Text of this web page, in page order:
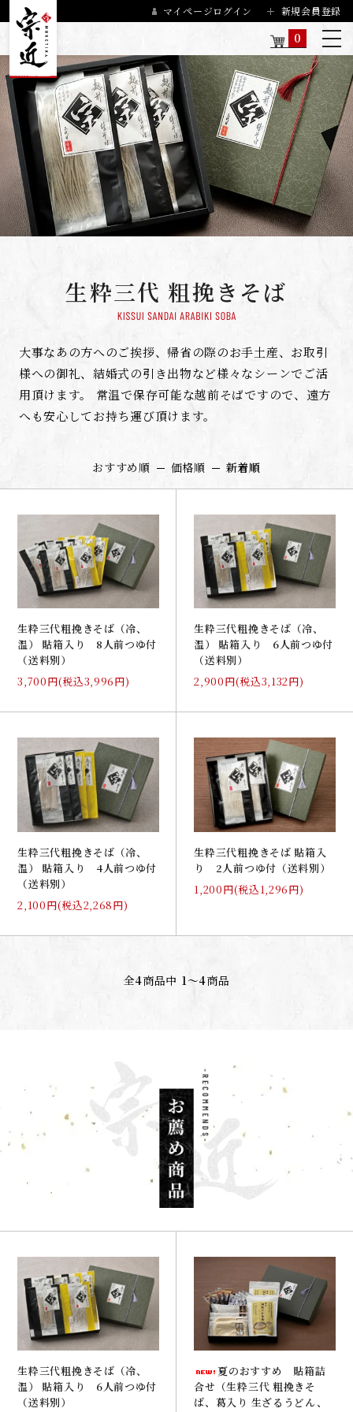
マイページログイン 新規会員登録
0
生粋三代 粗挽きそば
大事なあの方へのご挨拶、帰省の際のお手土産、お取引
様への御礼、結婚式の引き出物など様々なシーンでご活
用頂けます。
常温で保存可能な越前そばですので、遠方
へも安心してお持ち運び頂けます。
おすすめ順 価格順 新着順
生粋三代粗挽きそば（冷、
温） 貼箱入り 8人前つゆ付
（送料別）
3,700円(税込3,996円)
生粋三代粗挽きそば（冷、
温） 貼箱入り 6人前つゆ付
（送料別）
2,900円(税込3,132円)
生粋三代粗挽きそば（冷、
温） 貼箱入り 4人前つゆ付
（送料別）
2,100円(税込2,268円)
生粋三代粗挽きそば 貼箱入
り 2人前つゆ付（送料別）
1,200円(税込1,296円)
全4商品中 1〜4商品
生粋三代粗挽きそば（冷、
温） 貼箱入り 6人前つゆ付
（送料別）
夏のおすすめ 貼箱詰
合せ（生粋三代 粗挽きそ
ば、葛入り 生ざるうどん、